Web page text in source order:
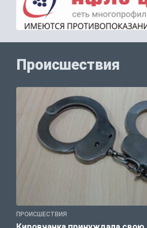
Происшествия
ПРОИСШЕСТВИЯ